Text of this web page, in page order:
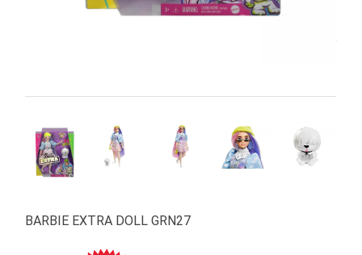
BARBIE EXTRA DOLL GRN27